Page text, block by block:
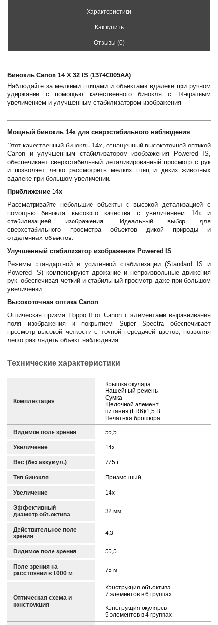
Характеристики
Как купить
Отзывы (0)
Бинокль Canon 14 X 32 IS (1374C005AA)
Наблюдайте за мелкими птицами и объектами вдалеке при ручном
удержании с помощью качественного бинокля с 14-кратным
увеличением и улучшенным стабилизатором изображения.
Мощный бинокль 14x для сверхстабильного наблюдения
Этот качественный бинокль 14x, оснащенный высокоточной оптикой
Canon и улучшенным стабилизатором изображения Powered IS,
обеспечивает сверхстабильный детализированный просмотр с рук
и позволяет легко рассмотреть мелких птиц и диких животных
вдалеке при большом увеличении.
Приближение 14x
Рассматривайте небольшие объекты с высокой детализацией с
помощью бинокля высокого качества с увеличением 14x и
стабилизацией изображения. Идеальный выбор для
сверхстабильного просмотра объектов дикой природы и
отдаленных объектов.
Улучшенный стабилизатор изображения Powered IS
Режимы стандартной и усиленной стабилизации (Standard IS и
Powered IS) компенсируют дрожание и непроизвольные движения
рук, обеспечивая четкий и стабильный просмотр даже при большом
увеличении.
Высокоточная оптика Canon
Оптическая призма Порро II от Canon с элементами выравнивания
поля изображения и покрытием Super Spectra обеспечивает
просмотр высокой четкости с точной передачей цветов, позволяя
легко разглядеть объект наблюдения.
Технические характеристики
Комплектация
Крышка окуляра
Нашейный ремень
Сумка
Щелочной элемент
питания (LR6)/1,5 В
Печатная брошюра
Видимое поле зрения 55,5
Увеличение 14x
Вес (без аккумул.) 775 г
Тип бинокля Призменный
Увеличение 14x
Эффективный
диаметр объектива
32 мм
Действительное поле
зрения
4,3
Видимое поле зрения 55,5
Поле зрения на
расстоянии в 1000 м
75 м
Оптическая схема и
конструкция
Конструкция объектива
7 элементов в 6 группах
Конструкция окуляров
5 элементов в 4 группах